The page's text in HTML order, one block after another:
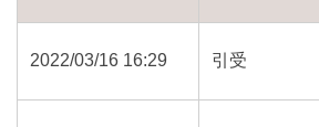
2022/03/16 16:29 引受